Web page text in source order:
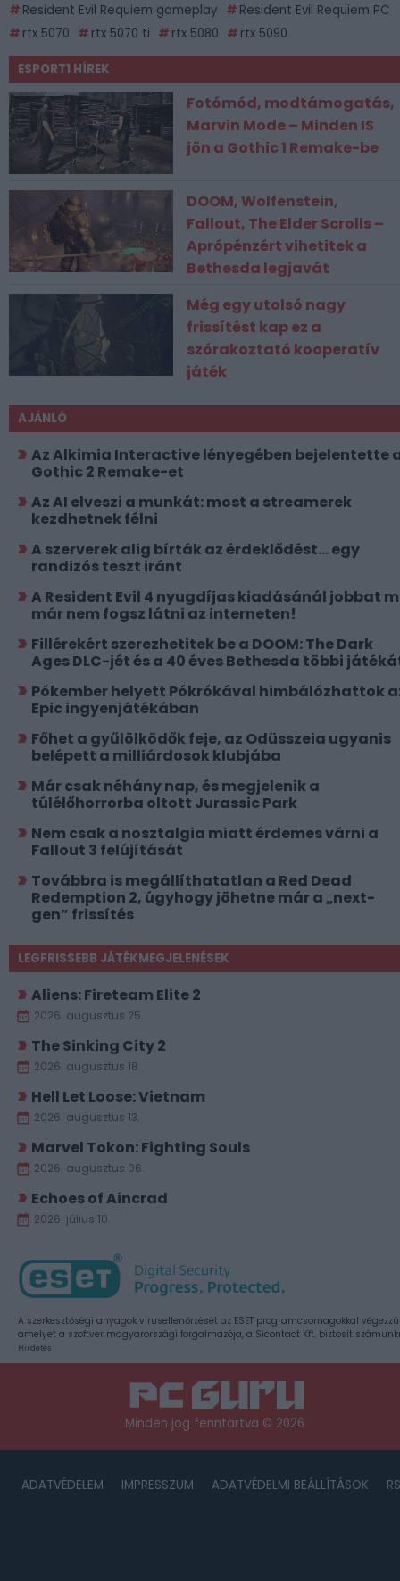
Resident Evil Requiem gameplay
Resident Evil Requiem PC
rtx 5070
rtx 5070 ti rtx 5080 rtx 5090
ESPORT1 HÍREK
Fotómód, modtámogatás,
Marvin Mode – Minden IS
jön a Gothic 1 Remake-be
DOOM, Wolfenstein,
Fallout, The Elder Scrolls –
Aprópénzért vihetitek a
Bethesda legjavát
Még egy utolsó nagy
frissítést kap ez a
szórakoztató kooperatív
játék
AJÁNLÓ
Az Alkimia Interactive lényegében bejelentette
Gothic 2 Remake-et
Az AI elveszi a munkát: most a streamerek
kezdhetnek félni
A szerverek alig bírták az érdeklődést... egy
randizós teszt iránt
A Resident Evil 4 nyugdíjas kiadásánál jobbat
már nem fogsz látni az interneten!
Fillérekért szerezhetitek be a DOOM: The Dark
Ages DLC-jét és a 40 éves Bethesda többi
Pókember helyett Pókrókával himbálózhattok
Epic ingyenjátékában
Főhet a gyűlölködők feje, az Odüsszeia ugyanis
belépett a milliárdosok klubjába
Már csak néhány nap, és megjelenik a
túlélőhorrorba oltott Jurassic Park
Nem csak a nosztalgia miatt érdemes várni a
Fallout 3 felújítását
Továbbra is megállíthatatlan a Red Dead
Redemption 2, úgyhogy jöhetne már a „next-
gen” frissítés
LEGFRISSEBB JÁTÉKMEGJELENÉSEK
Aliens: Fireteam Elite 2
2026. augusztus 25.
The Sinking City 2
2026. augusztus 18.
Hell Let Loose: Vietnam
2026. augusztus 13.
Marvel Tokon: Fighting Souls
2026. augusztus 06.
Echoes of Aincrad
2026. július 10.
A szerkesztőségi anyagok vírusellenőrzését az ESET programcsomagokkal
amelyet a szoftver magyarországi forgalmazója, a Sicontact Kft. biztosít
Hirdetés
Minden jog fenntartva © 2026
ADATVÉDELEM IMPRESSZUM ADATVÉDELMI BEÁLLÍTÁSOK